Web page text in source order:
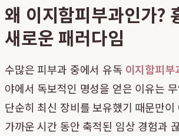
왜 이지함피부과인가?
새로운 패러다임
수많은 피부과 중에서 유독 이지함피부
야에서 독보적인 명성을 얻은 이유는
단순히 최신 장비를 보유했기 때문만
가까운 시간 동안 축적된 임상 경험과